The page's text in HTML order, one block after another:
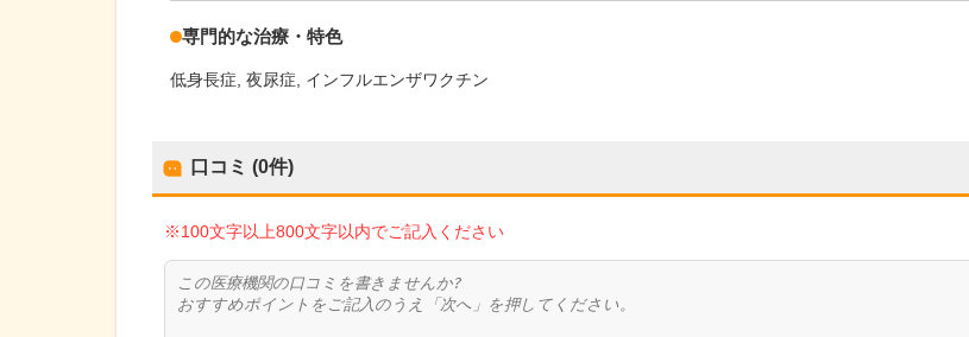
専門的な治療・特色
低身長症 夜尿症 インフルエンザワクチン
口コミ (0件)
※100文字以上800文字以内でご記入ください